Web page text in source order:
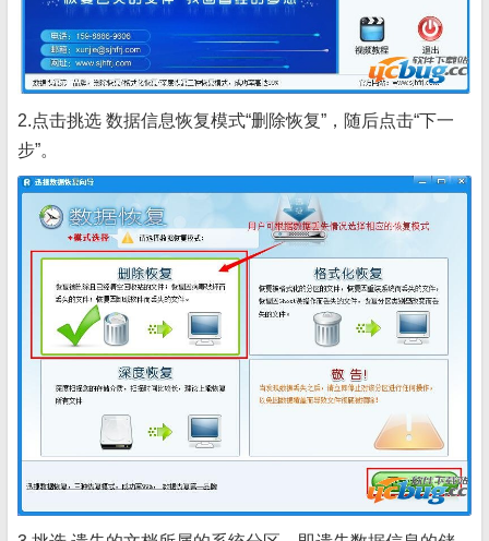
2.点击挑选 数据信息恢复模式“删除恢复”，随后点击“下一
步”。